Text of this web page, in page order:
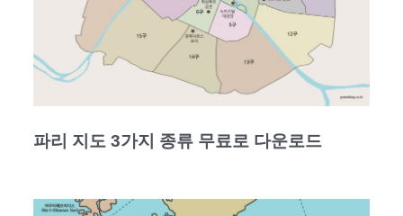
파리 지도 3가지 종류 무료로 다운로드